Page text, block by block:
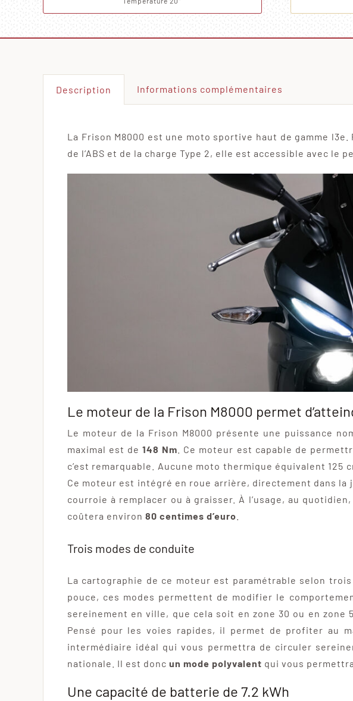
Description Informations complémentaires
La Frison M8000 est une moto sportive haut de gamme
de l’ABS et de la charge Type 2, elle est accessible avec le
Le moteur de la Frison M8000 permet
Le moteur de la Frison M8000 présente une puissance
maximal est de148 Nm . Ce moteur est capable de
c’est remarquable. Aucune moto thermique équivalent
Ce moteur est intégré en roue arrière, directement dans la
courroie à remplacer ou à graisser. À l’usage, au
coûtera environ 80 centimes d’euro
Trois modes de conduite
La cartographie de ce moteur est paramétrable selon
pouce, ces modes permettent de modifier le
sereinement en ville, que cela soit en zone 30 ou en
Pensé pour les voies rapides, il permet de profiter au
intermédiaire idéal qui vous permettra de circuler
nationale. Il est donc un mode polyvalent qui vous
Une capacité de batterie de 7.2 kWh